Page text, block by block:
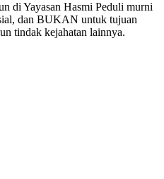
di Yayasan Hasmi Peduli murni
dan BUKAN untuk tujuan
tindak kejahatan lainnya.